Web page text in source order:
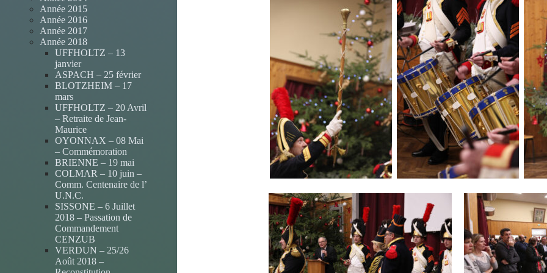
.. ..
….
Année 2015
Année 2016
Année 2017
Année 2018
UFFHOLTZ – 13
janvier
ASPACH – 25 février
BLOTZHEIM – 17
mars
UFFHOLTZ – 20 Avril
– Retraite de Jean-
Maurice
OYONNAX – 08 Mai
– Commémoration
BRIENNE – 19 mai
COLMAR – 10 juin –
Comm. Centenaire de l’
U.N.C.
SISSONE – 6 Juillet
2018 – Passation de
Commandement
CENZUB
VERDUN – 25/26
Août 2018 –